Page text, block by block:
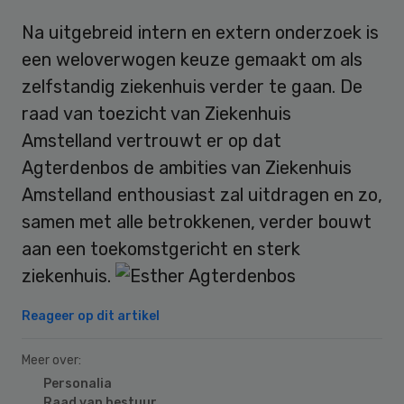
Na uitgebreid intern en extern onderzoek is
een weloverwogen keuze gemaakt om als
zelfstandig ziekenhuis verder te gaan. De
raad van toezicht van Ziekenhuis
Amstelland vertrouwt er op dat
Agterdenbos de ambities van Ziekenhuis
Amstelland enthousiast zal uitdragen en zo,
samen met alle betrokkenen, verder bouwt
aan een toekomstgericht en sterk
ziekenhuis.
Reageer op dit artikel
Meer over:
Personalia